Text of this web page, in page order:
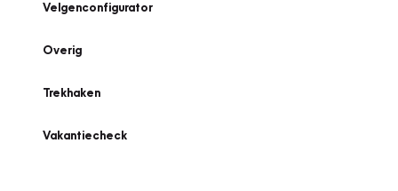
Velgenconfigurator
Overig
Trekhaken
Vakantiecheck